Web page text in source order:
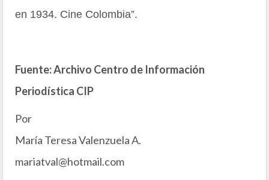
en 1934. Cine Colombia”.
Fuente: Archivo Centro de Información
Periodística CIP
Por
María Teresa Valenzuela A.
mariatval@hotmail.com